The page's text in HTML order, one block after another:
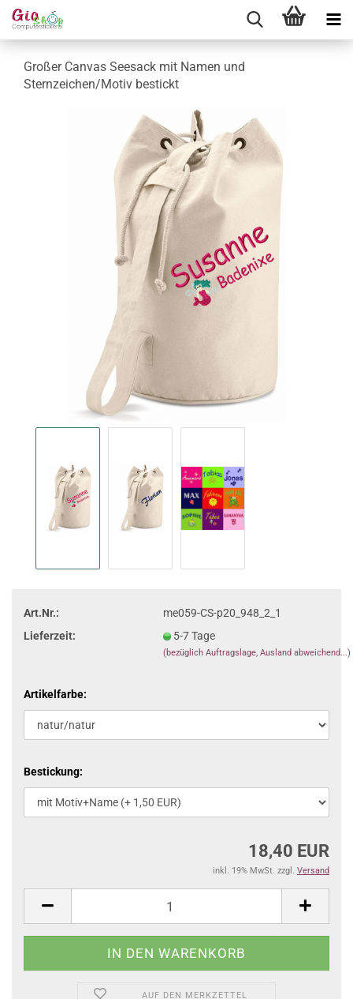
Großer Canvas Seesack mit Namen und
Sternzeichen/Motiv bestickt
Art.Nr.:
me059-CS-p20_948_2_1
Lieferzeit:
5-7 Tage
(bezüglich Auftragslage, Ausland abweichend...)
Artikelfarbe:
Bestickung:
18,40 EUR
inkl. 19% MwSt. zzgl. Versand
AUF DEN MERKZETTEL